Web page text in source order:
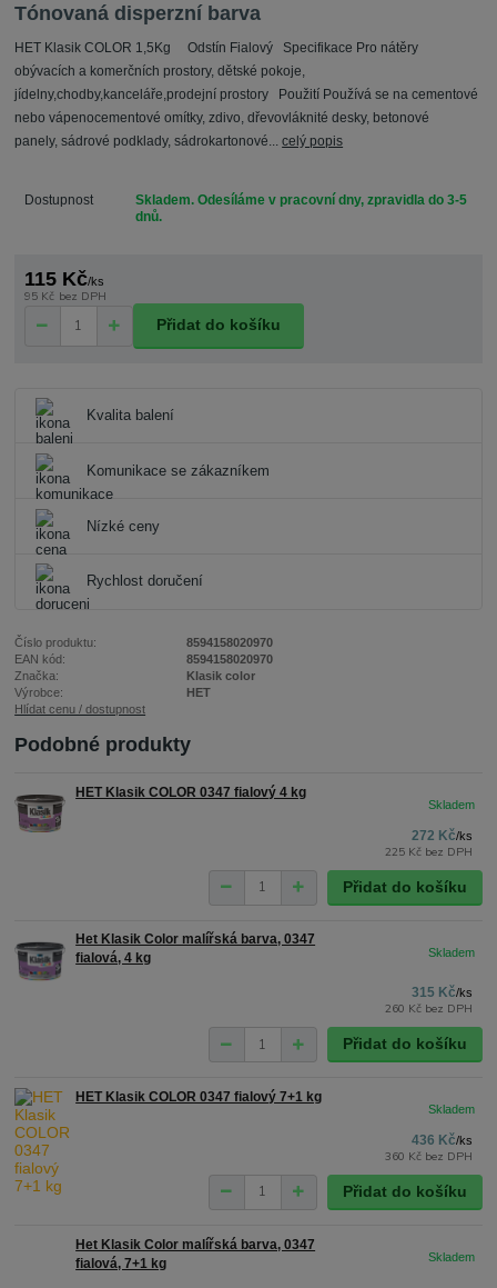
Tónovaná disperzní barva
HET Klasik COLOR 1,5Kg Odstín Fialový Specifikace Pro nátěry
obývacích a komerčních prostory, dětské pokoje,
jídelny,chodby,kanceláře,prodejní prostory Použití Používá se na cementové
nebo vápenocementové omítky, zdivo, dřevovláknité desky, betonové
panely, sádrové podklady, sádrokartonové...celý popis
Dostupnost
Skladem. Odesíláme v pracovní dny, zpravidla do 3-5
dnů.
115 Kč/ks
95 Kč bez DPH
Přidat do košíku
Kvalita balení
Komunikace se zákazníkem
Nízké ceny
Rychlost doručení
Číslo produktu:
8594158020970
EAN kód:
8594158020970
Značka:
Klasik color
Výrobce:
HET
Hlídat cenu / dostupnost
Podobné produkty
HET Klasik COLOR 0347 fialový 4 kg
272 Kč/ks
225 Kč bez DPH
Přidat do košíku
Het Klasik Color malířská barva, 0347
fialová, 4 kg
315 Kč/ks
260 Kč bez DPH
Přidat do košíku
HET Klasik COLOR 0347 fialový 7+1 kg
436 Kč/ks
360 Kč bez DPH
Přidat do košíku
Het Klasik Color malířská barva, 0347
fialová, 7+1 kg